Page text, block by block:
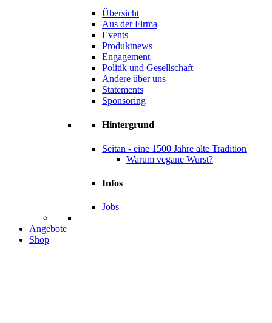
Übersicht
Aus der Firma
Events
Produktnews
Engagement
Politik und Gesellschaft
Andere über uns
Statements
Sponsoring
Hintergrund
Seitan - eine 1500 Jahre alte Tradition
Warum vegane Wurst?
Infos
Jobs
Angebote
Shop